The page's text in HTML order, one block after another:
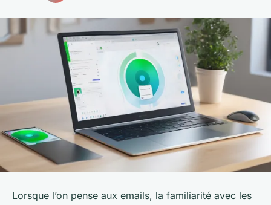
Lorsque l’on pense aux emails, la familiarité avec les